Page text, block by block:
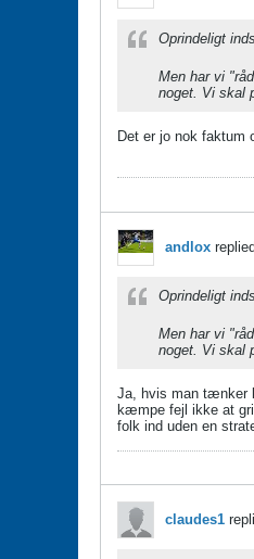
Oprindeligt
Men har vi
noget. Vi skal
Det er jo nok faktum
andlox
Oprindeligt
Men har vi
noget. Vi skal
Ja, hvis man tænker
kæmpe fejl ikke at
folk ind uden en
claudes1